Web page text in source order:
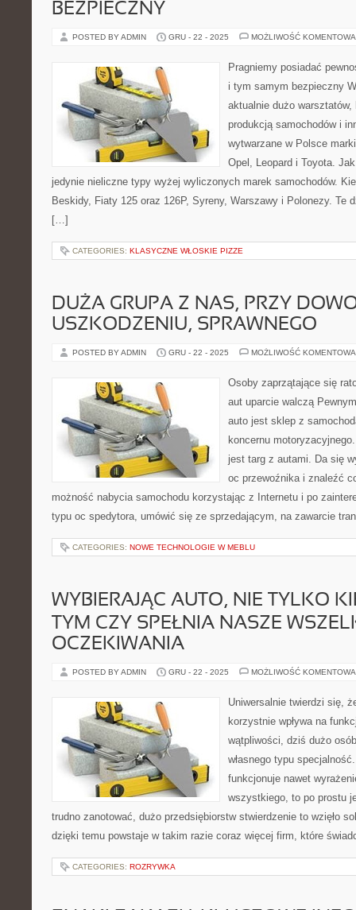
BEZPIECZNY
POSTED BY ADMIN GRU - 22 - 2025 MOŻLIWOŚĆ
Pragniemy posiadać
i tym samym bezpieczny
aktualnie dużo
produkcją samochodów i
wytwarzane w Polsce
Opel, Leopard i Toyota.
jedynie nieliczne typy wyżej wyliczonych marek samochodów.
Beskidy, Fiaty 125 oraz 126P, Syreny, Warszawy i Polonezy. Te
[…]
CATEGORIES: KLASYCZNE WŁOSKIE PIZZE
DUŻA GRUPA Z NAS, PRZY
USZKODZENIU, SPRAWNEGO
POSTED BY ADMIN GRU - 22 - 2025 MOŻLIWOŚĆ
Osoby zaprzątające się
aut uparcie walczą
auto jest sklep z
koncernu
jest targ z autami. Da się
oc przewoźnika i znaleźć
możność nabycia samochodu korzystając z Internetu i po
typu oc spedytora, umówić się ze sprzedającym, na zawarcie
CATEGORIES: NOWE TECHNOLOGIE W MEBLU
WYBIERAJĄC AUTO, NIE TYLKO
TYM CZY SPEŁNIA NASZE
OCZEKIWANIA
POSTED BY ADMIN GRU - 22 - 2025 MOŻLIWOŚĆ
Uniwersalnie twierdzi się,
korzystnie wpływa na
wątpliwości, dziś dużo
własnego typu
funkcjonuje nawet
wszystkiego, to po prostu
trudno zanotować, dużo przedsiębiorstw stwierdzenie to wzięło
dzięki temu powstaje w takim razie coraz więcej firm, które
CATEGORIES: ROZRYWKA